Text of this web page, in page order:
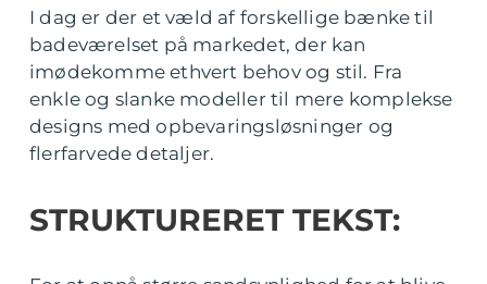
I dag er der et væld af forskellige bænke til
badeværelset på markedet, der kan
imødekomme ethvert behov og stil. Fra
enkle og slanke modeller til mere komplekse
designs med opbevaringsløsninger og
flerfarvede detaljer.
STRUKTURERET TEKST: